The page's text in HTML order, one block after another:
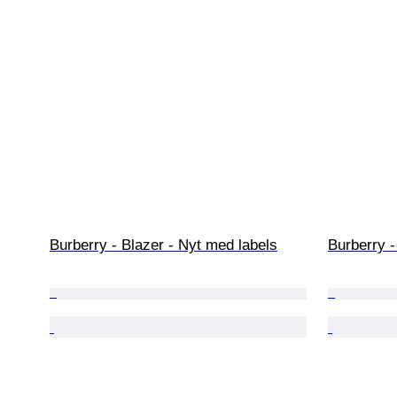
Burberry - Blazer - Nyt med labels Burberry